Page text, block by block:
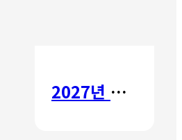
2027년 갈보리 어학원 유치부 신입생 모집